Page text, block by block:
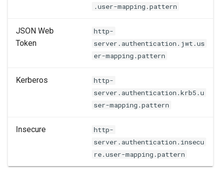
.user-mapping.pattern
JSON Web
Token
http-
server.authentication.jwt.us
er-mapping.pattern
Kerberos
http-
server.authentication.krb5.u
ser-mapping.pattern
Insecure
http-
server.authentication.insecu
re.user-mapping.pattern